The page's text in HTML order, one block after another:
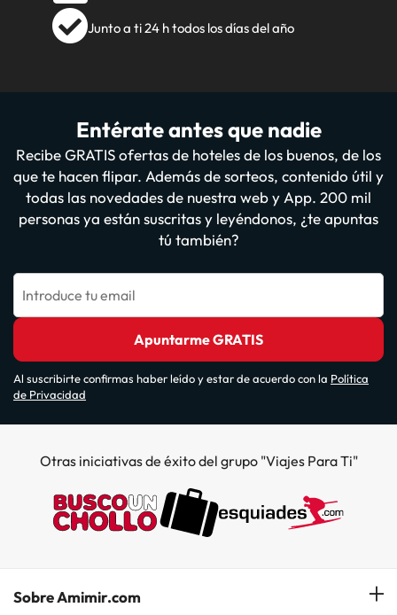
Junto a ti 24 h todos los días del año
Entérate antes que nadie
Recibe GRATIS ofertas de hoteles de los buenos, de los
que te hacen flipar. Además de sorteos, contenido útil y
todas las novedades de nuestra web y App. 200 mil
personas ya están suscritas y leyéndonos, ¿te apuntas
tú también?
Introduce tu email
Apuntarme GRATIS
Al suscribirte confirmas haber leído y estar de acuerdo con la Política
de Privacidad
Otras iniciativas de éxito del grupo "Viajes Para Ti"
Sobre Amimir.com